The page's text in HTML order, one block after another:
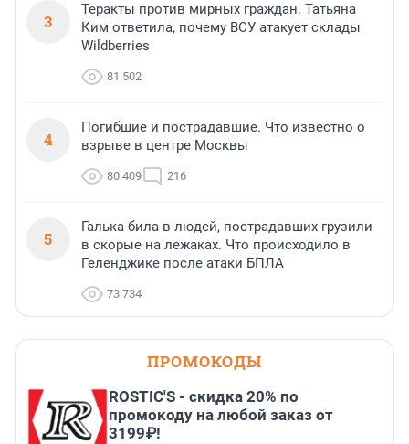
3
Теракты против мирных граждан. Татьяна
Ким ответила, почему ВСУ атакует склады
Wildberries
81 502
4
Погибшие и пострадавшие. Что известно о
взрыве в центре Москвы
80 409 216
5
Галька била в людей, пострадавших грузили
в скорые на лежаках. Что происходило в
Геленджике после атаки БПЛА
73 734
ПРОМОКОДЫ
ROSTIC'S - скидка 20% по
промокоду на любой заказ от
3199₽!